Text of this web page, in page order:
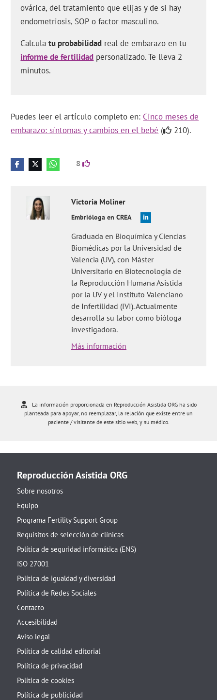
ovárica, del tratamiento que elijas y de si hay
endometriosis, SOP o factor masculino.
Calculatu probabilidad real de embarazo en tu
informe de fertilidad personalizado. Te lleva 2
minutos.
Puedes leer el artículo completo en: Cinco meses de
embarazo: síntomas y cambios en el bebé ( 210).
8
Victoria Moliner
Embrióloga en CREA
Graduada en Bioquímica y Ciencias
Biomédicas por la Universidad de
Valencia (UV), con Máster
Universitario en Biotecnología de
la Reproducción Humana Asistida
por la UV y el Instituto Valenciano
de Infertilidad (IVI). Actualmente
desarrolla su labor como bióloga
investigadora.
Más información
La información proporcionada en Reproducción Asistida ORG ha sido
planteada para apoyar, no reemplazar, la relación que existe entre un
paciente / visitante de este sitio web, y su médico.
Reproducción Asistida ORG
Sobre nosotros
Equipo
Programa Fertility Support Group
Requisitos de selección de clínicas
Política de seguridad informática (ENS)
ISO 27001
Política de igualdad y diversidad
Política de Redes Sociales
Contacto
Accesibilidad
Aviso legal
Política de calidad editorial
Política de privacidad
Política de cookies
Política de publicidad